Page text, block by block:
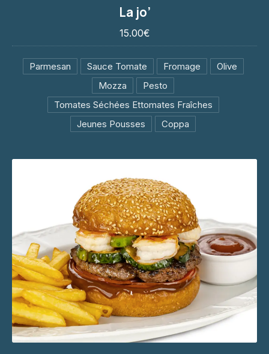
La jo’
15.00€
Parmesan Sauce Tomate Fromage
Olive
Mozza
Pesto
Tomates Séchées Ettomates Fraîches
Jeunes Pousses
Coppa
PREVIOUS